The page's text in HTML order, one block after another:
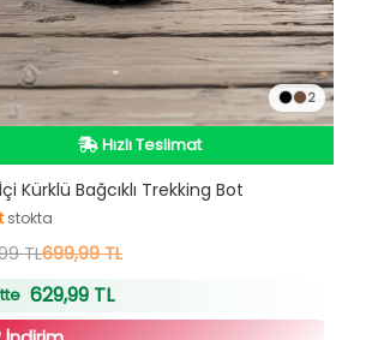
2
İndirimli Ürün
Hızlı Teslimat
İndirimli Ürün
Kürklü Bağcıklı Trekking Bot
stokta
stokta
TL699,99 TL
629,99 TL